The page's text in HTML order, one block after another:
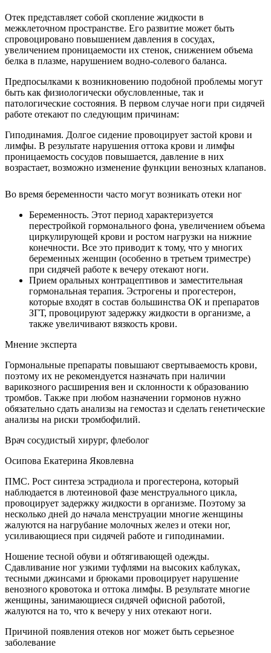
Отек представляет собой скопление жидкости в
межклеточном пространстве. Его развитие может быть
спровоцировано повышением давления в сосудах,
увеличением проницаемости их стенок, снижением объема
белка в плазме, нарушением водно-солевого баланса.
Предпосылками к возникновению подобной проблемы могут
быть как физиологически обусловленные, так и
патологические состояния. В первом случае ноги при сидячей
работе отекают по следующим причинам:
Гиподинамия. Долгое сидение провоцирует застой крови и
лимфы. В результате нарушения оттока крови и лимфы
проницаемость сосудов повышается, давление в них
возрастает, возможно изменение функции венозных клапанов.
Во время беременности часто могут возникать отеки ног
Беременность. Этот период характеризуется
перестройкой гормонального фона, увеличением объема
циркулирующей крови и ростом нагрузки на нижние
конечности. Все это приводит к тому, что у многих
беременных женщин (особенно в третьем триместре)
при сидячей работе к вечеру отекают ноги.
Прием оральных контрацептивов и заместительная
гормональная терапия. Эстрогены и прогестерон,
которые входят в состав большинства ОК и препаратов
ЗГТ, провоцируют задержку жидкости в организме, а
также увеличивают вязкость крови.
Мнение эксперта
Гормональные препараты повышают свертываемость крови,
поэтому их не рекомендуется назначать при наличии
варикозного расширения вен и склонности к образованию
тромбов. Также при любом назначении гормонов нужно
обязательно сдать анализы на гемостаз и сделать генетические
анализы на риски тромбофилий.
Врач сосудистый хирург, флеболог
Осипова Екатерина Яковлевна
ПМС. Рост синтеза эстрадиола и прогестерона, который
наблюдается в лютеиновой фазе менструального цикла,
провоцирует задержку жидкости в организме. Поэтому за
несколько дней до начала менструации многие женщины
жалуются на нагрубание молочных желез и отеки ног,
усиливающиеся при сидячей работе и гиподинамии.
Ношение тесной обуви и обтягивающей одежды.
Сдавливание ног узкими туфлями на высоких каблуках,
тесными джинсами и брюками провоцирует нарушение
венозного кровотока и оттока лимфы. В результате многие
женщины, занимающиеся сидячей офисной работой,
жалуются на то, что к вечеру у них отекают ноги.
Причиной появления отеков ног может быть серьезное
заболевание